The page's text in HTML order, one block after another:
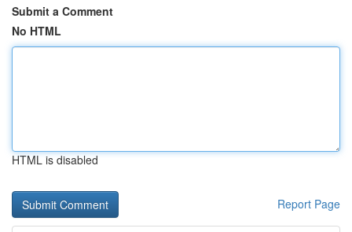
Submit a Comment
No HTML
HTML is disabled
Report Page